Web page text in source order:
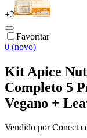
+2
Favoritar
0 (novo)
Kit Apice
Completo 5
Vegano +
Vendido porConecta